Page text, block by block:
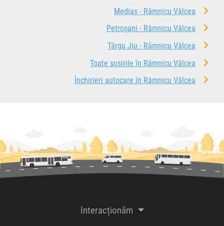
Mediaș - Râmnicu Vâlcea
Petroșani - Râmnicu Vâlcea
Târgu Jiu - Râmnicu Vâlcea
Toate sosirile în Râmnicu Vâlcea
Închirieri autocare în Râmnicu Vâlcea
Interacționăm